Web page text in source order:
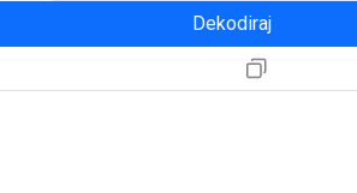
Dekodiraj